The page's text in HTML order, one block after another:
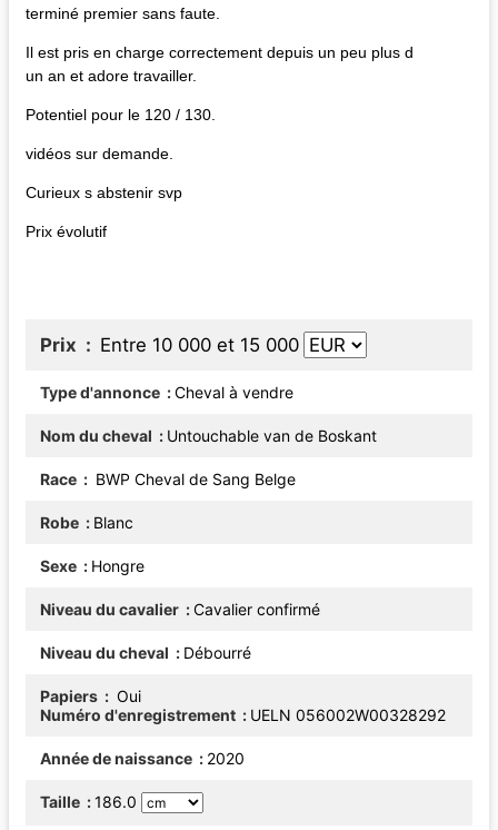
terminé premier sans faute.
Il est pris en charge correctement depuis un peu plus d
un an et adore travailler.
Potentiel pour le 120 / 130.
vidéos sur demande.
Curieux s abstenir svp
Prix évolutif
Prix Entre 10 000 et 15 000
Type d'annonce Cheval à vendre
Nom du cheval Untouchable van de Boskant
Race BWP Cheval de Sang Belge
Robe Blanc
Sexe Hongre
Niveau du cavalier Cavalier confirmé
Niveau du cheval Débourré
Papiers
Oui
Numéro d'enregistrement
UELN 056002W00328292
Année de naissance 2020
Taille 186.0